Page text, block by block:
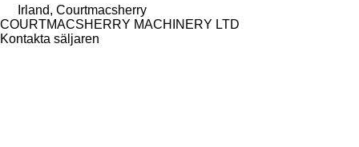
Irland, Courtmacsherry
COURTMACSHERRY MACHINERY LTD
Kontakta säljaren